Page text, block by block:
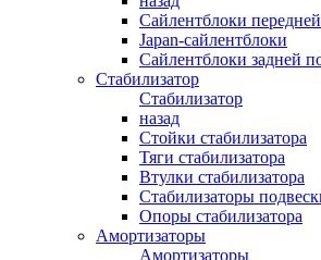
Сайлентблоки
Japan-сайлентблоки
Сайлентблоки задней
Стабилизатор
Стабилизатор
назад
Стойки стабилизатора
Тяги стабилизатора
Втулки стабилизатора
Стабилизаторы
Опоры стабилизатора
Амортизаторы
Амортизаторы